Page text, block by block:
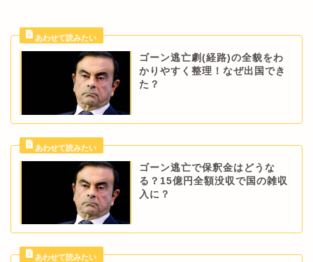
ゴーン逃亡劇(経路)の全貌をわ
かりやすく整理！なぜ出国でき
た？
ゴーン逃亡で保釈金はどうな
る？15億円全額没収で国の雑収
入に？